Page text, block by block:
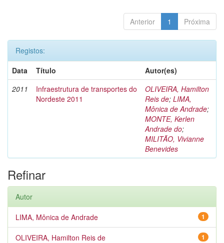
Anterior 1 Próxima
Registos:
Data
Título
Autor(es)
2011
Infraestrutura de transportes do
Nordeste 2011
OLIVEIRA, Hamilton
Reis de; LIMA,
Mônica de Andrade;
MONTE, Kerlen
Andrade do;
MILITÃO, Vivianne
Benevides
Refinar
Autor
1
LIMA, Mônica de Andrade
1
OLIVEIRA, Hamilton Reis de